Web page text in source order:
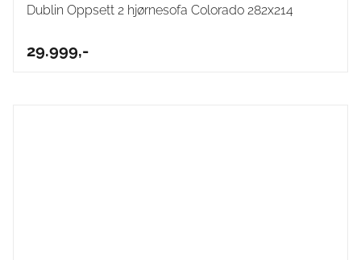
Dublin Oppsett 2 hjørnesofa Colorado 282x214
29.999,-